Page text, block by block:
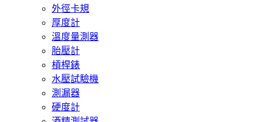
外徑卡規
厚度計
溫度量測器
胎壓計
槓桿錶
水壓試驗機
測漏器
硬度計